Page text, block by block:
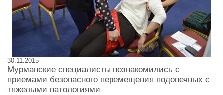
30.11.2015
Мурманские специалисты познакомились с
приемами безопасного перемещения подопечных с
тяжелыми патологиями